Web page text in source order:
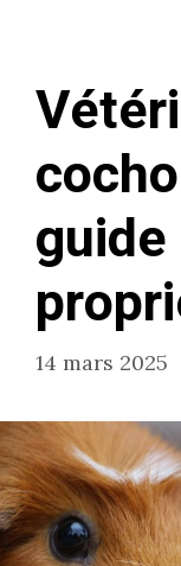
14 mars 2025